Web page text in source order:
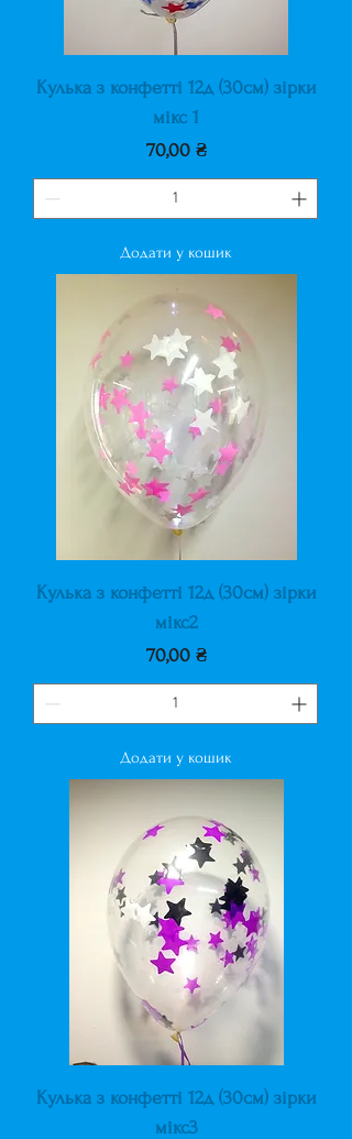
Кулька з конфетті 12д (30см) зірки
мікс 1
Ціна
70,00 ₴
Додати у кошик
Кулька з конфетті 12д (30см) зірки
мікс2
Ціна
70,00 ₴
Додати у кошик
Кулька з конфетті 12д (30см) зірки
мікс3